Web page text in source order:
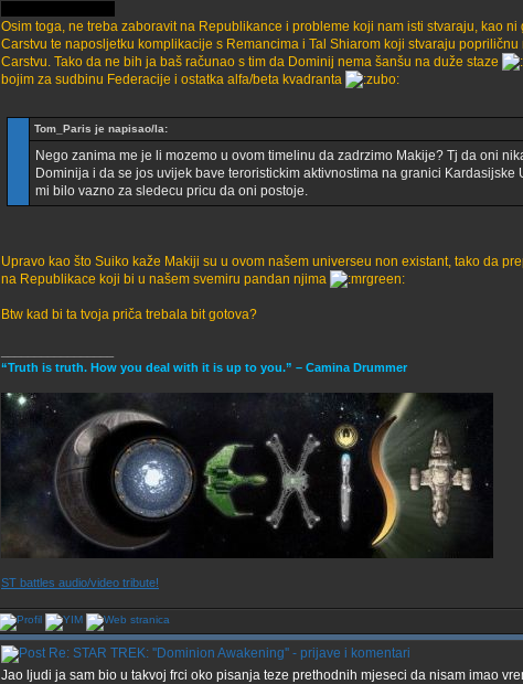
Osim toga, ne treba zaboravit na Republikance i probleme koji nam isti stvaraju, kao
Carstvu te naposljetku komplikacije s Remancima i Tal Shiarom koji stvaraju
Carstvu. Tako da ne bih ja baš računao s tim da Dominij nema šanšu na duže staze
bojim za sudbinu Federacije i ostatka alfa/beta kvadranta
Tom_Paris je napisao/la:
Nego zanima me je li mozemo u ovom timelinu da zadrzimo Makije? Tj da oni
Dominija i da se jos uvijek bave teroristickim aktivnostima na granici Kardasijske
mi bilo vazno za sledecu pricu da oni postoje.
Upravo kao što Suiko kaže Makiji su u ovom našem universeu non existant, tako da
na Republikace koji bi u našem svemiru pandan njima
Btw kad bi ta tvoja priča trebala bit gotova?
“Truth is truth. How you deal with it is up to you.” – Camina Drummer
ST battles audio/video tribute!
Re: STAR TREK: ''Dominion Awakening'' - prijave i komentari
Jao ljudi ja sam bio u takvoj frci oko pisanja teze prethodnih mjeseci da nisam imao